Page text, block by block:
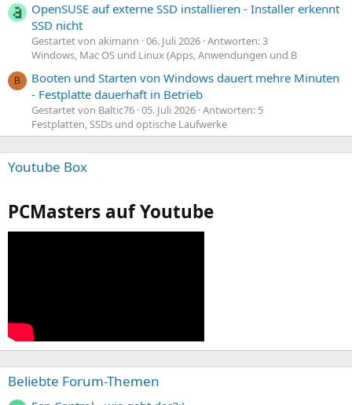
OpenSUSE auf externe SSD installieren - Installer erkennt
SSD nicht
Gestartet von akimann 06. Juli 2026 Antworten: 3
Windows, Mac OS und Linux (Apps, Anwendungen und B
B
Booten und Starten von Windows dauert mehre Minuten
- Festplatte dauerhaft in Betrieb
Gestartet von Baltic76 05. Juli 2026 Antworten: 5
Festplatten, SSDs und optische Laufwerke
Youtube Box
PCMasters auf Youtube
Beliebte Forum-Themen